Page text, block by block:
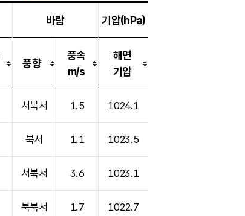
바람 기압(hPa)
풍향
풍속
m/s
해면
기압
서북서 1.5 1024.1
북서 1.1 1023.5
서북서 3.6 1023.1
북북서 1.7 1022.7